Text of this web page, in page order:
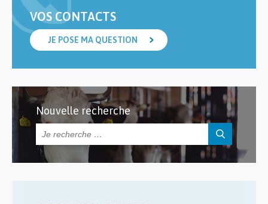
VOS CONTACTS
JE POSE MA QUESTION
Nouvelle recherche